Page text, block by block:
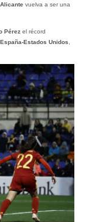
Alicantevuelva a ser una
Pérez el récord
España-Estados Unidos